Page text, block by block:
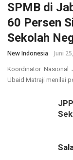
SPMB di
60 Persen
Sekolah
New Indonesia Juni
Koordinator Nasional
Ubaid Matraji menilai